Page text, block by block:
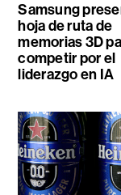
Samsung
hoja de ruta de
memorias 3D
competir por el
liderazgo en IA